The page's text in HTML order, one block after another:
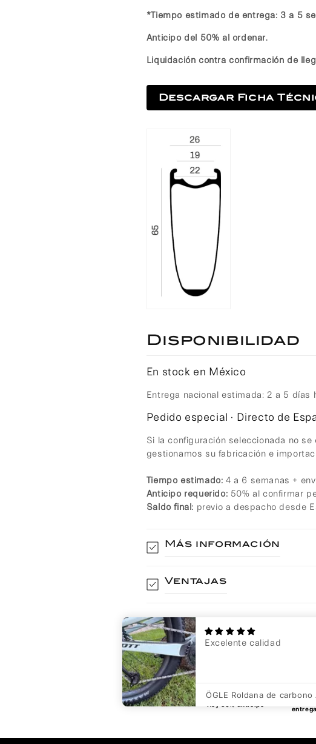
*Tiempo estimado de entrega: 3 a 5
Anticipo del 50% al ordenar.
Liquidación contra confirmación de
Descargar Ficha
Disponibilidad
En stock en México
Entrega nacional estimada: 2 a 5 días
Pedido especial · Directo de
Si la configuración seleccionada no
gestionamos su fabricación e
Tiempo estimado: 4 a 6 semanas +
Anticipo requerido: 50% al confirmar
Saldo final: previo a despacho desde
Excelente calidad
Más información
Ventajas
Compra ahora, paga después con
Saber más
3 - 5
Compra ahora y paga a meses sin
tarjeta de crédito
Agrega tu producto al carrito yelige pagar con
En tu cuenta de Mercado Pago,elige la
y confirma.
con saldo disponible, débito u
Crédito sujeto a aprobación.
¿Tienes dudas? Consulta nuestra